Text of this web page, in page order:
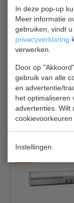
In deze pop-up
Meer informatie
gebruiken, vindt
privacyverklaring
verwerken.
Door op
gebruik van alle
en advertentie/
het optimaliseren
advertenties. Wilt
cookievoorkeuren
Instellingen
1 jaar garantie.